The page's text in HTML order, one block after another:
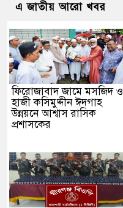
এ জাতীয় আরো খবর
ফিরোজাবাদ জামে মসজিদ ও
হাজী কসিমুদ্দীন ঈদগাহ
উন্নয়নে আশ্বাস রাসিক
প্রশাসকের